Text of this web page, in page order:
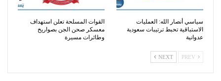
سياسي أنصار الله: العمليات
الاستباقية تحبط ترتيبات سعودية
عدوانية
القوات المسلحة تعلن استهداف
معسكر صحن الجن بصواريخ
وطائرات مسيرة
NEXT